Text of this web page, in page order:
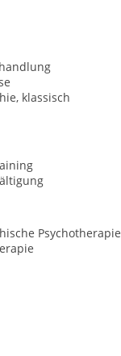
klassisch
Psychotherapie